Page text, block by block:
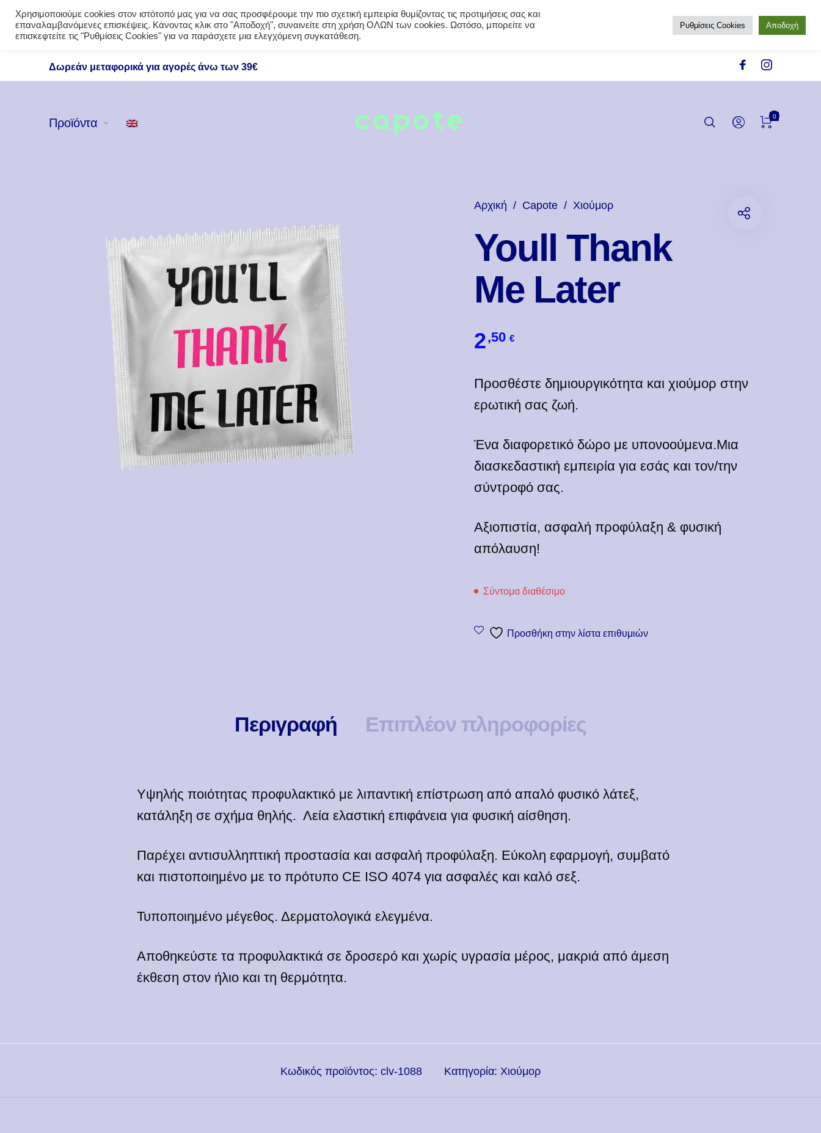
Δωρεάν μεταφορικά για αγορές άνω των 39€
Προϊόντα 0
Αρχική / Capote / Χιούμορ
Youll Thank
Me Later
2,50 €
Προσθέστε δημιουργικότητα και χιούμορ στην
ερωτική σας ζωή.
Ένα διαφορετικό δώρο με υπονοούμενα.Μια
διασκεδαστική εμπειρία για εσάς και τον/την
σύντροφό σας.
Αξιοπιστία, ασφαλή προφύλαξη & φυσική
απόλαυση!
Σύντομα διαθέσιμο
Προσθήκη στην λίστα επιθυμιών
Περιγραφή Επιπλέον πληροφορίες
Υψηλής ποιότητας προφυλακτικό με λιπαντική επίστρωση από απαλό φυσικό λάτεξ,
κατάληξη σε σχήμα θηλής. Λεία ελαστική επιφάνεια για φυσική αίσθηση.
Παρέχει αντισυλληπτική προστασία και ασφαλή προφύλαξη. Εύκολη εφαρμογή, συμβατό
και πιστοποιημένο με το πρότυπο CE ISO 4074 για ασφαλές και καλό σεξ.
Τυποποιημένο μέγεθος. Δερματολογικά ελεγμένα.
Αποθηκεύστε τα προφυλακτικά σε δροσερό και χωρίς υγρασία μέρος, μακριά από άμεση
έκθεση στον ήλιο και τη θερμότητα.
Κωδικός προϊόντος: clv-1088 Κατηγορία: Χιούμορ
Χρησιμοποιούμε cookies στον ιστότοπό μας για να σας προσφέρουμε την πιο σχετική εμπειρία θυμίζοντας τις προτιμήσεις σας και
επαναλαμβανόμενες επισκέψεις. Κάνοντας κλικ στο "Αποδοχή", συναινείτε στη χρήση ΟΛΩΝ των cookies. Ωστόσο, μπορείτε να
επισκεφτείτε τις "Ρυθμίσεις Cookies" για να παράσχετε μια ελεγχόμενη συγκατάθεση.
Ρυθμίσεις Cookies Αποδοχή